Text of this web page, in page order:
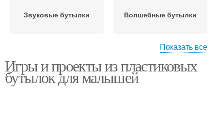
Звуковые бутылки Волшебные бутылки
пластиковых бутылок
Бутылки для детей
Показать все
Игры и проекты из пластиковых
бутылок для малышей